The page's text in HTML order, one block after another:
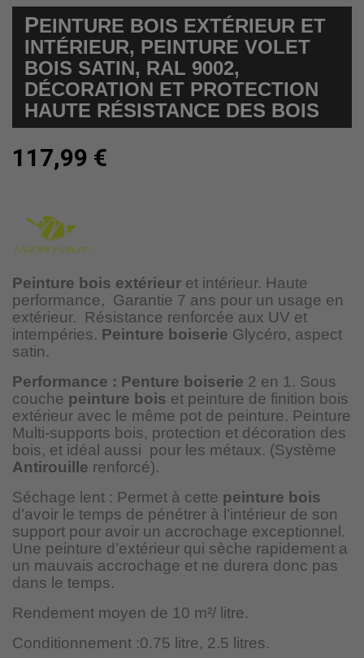
PEINTURE BOIS EXTÉRIEUR ET
INTÉRIEUR, PEINTURE VOLET
BOIS SATIN, RAL 9002,
DÉCORATION ET PROTECTION
HAUTE RÉSISTANCE DES BOIS
117,99 €
Peinture bois extérieur et intérieur. Haute
performance, Garantie 7 ans pour un usage en
extérieur.
Résistance renforcée aux UV et
intempéries. Peinture boiserie Glycéro, aspect
satin.
Performance : Penture boiserie 2 en 1. Sous
couche peinture bois et peinture de finition bois
extérieur avec le même pot de peinture. Peinture
Multi-supports bois, protection et décoration des
bois, et idéal aussi pour les métaux. (Système
Antirouille renforcé).
Séchage lent : Permet à cette peinture bois
d’avoir le temps de pénétrer à l’intérieur de son
support pour avoir un accrochage exceptionnel.
Une peinture d’extérieur qui sèche rapidement a
un mauvais accrochage et ne durera donc pas
dans le temps.
Rendement moyen de 10 m²/ litre.
Conditionnement :0.75 litre, 2.5 litres.